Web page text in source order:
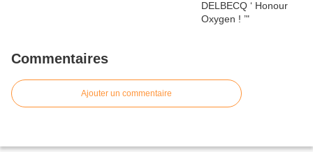
Commentaires
Ajouter un commentaire